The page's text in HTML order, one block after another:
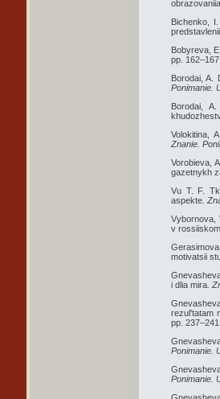
Bichenko,
Bobyreva,
pp. 162–167.
Borodai, A.
Ponimanie.
Borodai,
Volokitina,
Znanie.
Vorobieva,
gazetnykh
Vu T. F.
aspekte .
Vybornova,
v
motivatsii
i dlia mira .
rezul'tatam
pp. 237–241.
Ponimanie.
Ponimanie.